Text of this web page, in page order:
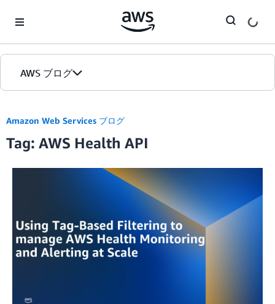
AWS ブログ
カテゴリ
エディション
Amazon Web Services ブログ
Tag: AWS Health API